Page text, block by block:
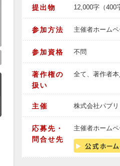
提出物 12,000字（400
参加方法 主催者ホーム
参加資格 不問
著作権の
扱い
全て、著作者
主催 株式会社パブ
応募先・
問合せ先
主催者ホーム